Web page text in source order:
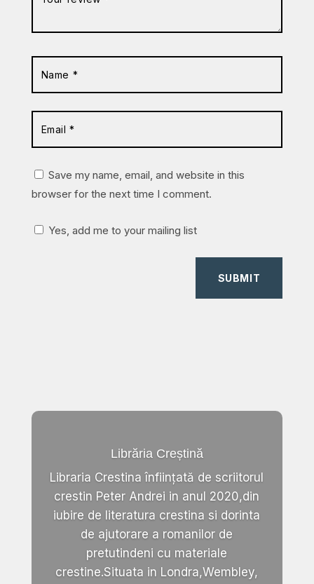
Save my name, email, and website in this
browser for the next time I comment.
Yes, add me to your mailing list
SUBMIT
Librăria Creștină
Libraria Crestina înființată de scriitorul
crestin Peter Andrei in anul 2020,din
iubire de literatura crestina si dorinta
de ajutorare a romanilor de
pretutindeni cu materiale
crestine.Situata in Londra,Wembley,